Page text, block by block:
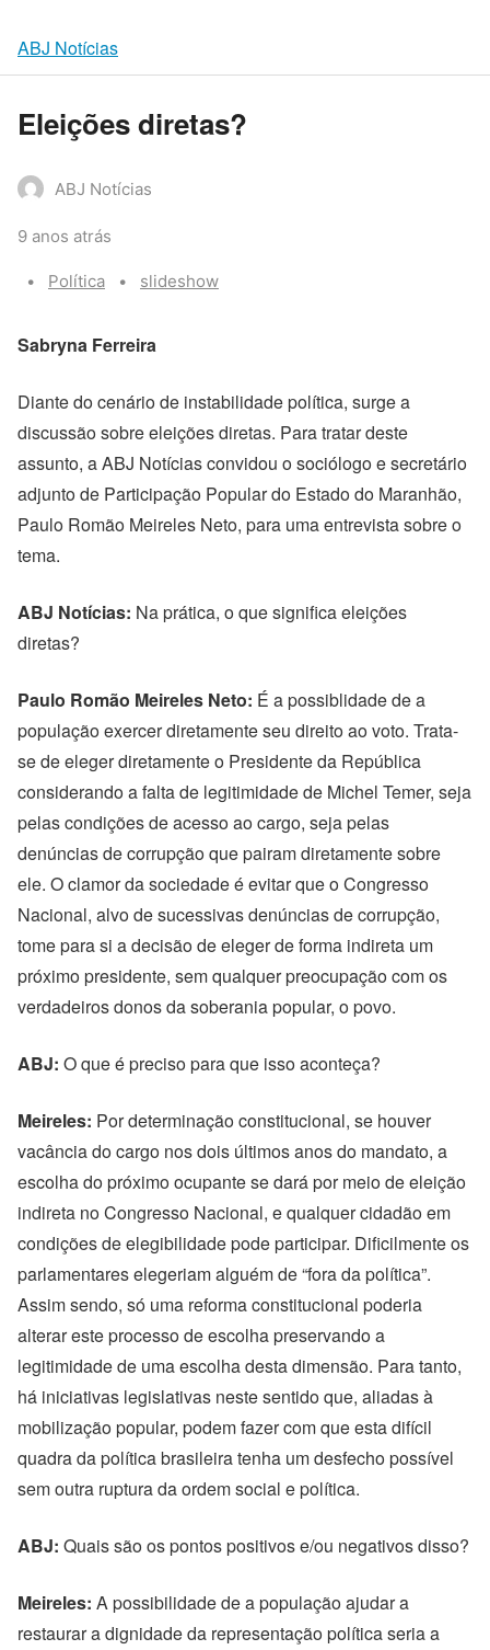
ABJ Notícias
Eleições diretas?
ABJ Notícias
9 anos atrás
Categories:
Política Tags:
slideshow
Sabryna Ferreira
Diante do cenário de instabilidade política, surge a
discussão sobre eleições diretas. Para tratar deste
assunto, a ABJ Notícias convidou o sociólogo e secretário
adjunto de Participação Popular do Estado do Maranhão,
Paulo Romão Meireles Neto, para uma entrevista sobre o
tema.
ABJ Notícias: Na prática, o que significa eleições
diretas?
Paulo Romão Meireles Neto: É a possiblidade de a
população exercer diretamente seu direito ao voto. Trata-
se de eleger diretamente o Presidente da República
considerando a falta de legitimidade de Michel Temer, seja
pelas condições de acesso ao cargo, seja pelas
denúncias de corrupção que pairam diretamente sobre
ele. O clamor da sociedade é evitar que o Congresso
Nacional, alvo de sucessivas denúncias de corrupção,
tome para si a decisão de eleger de forma indireta um
próximo presidente, sem qualquer preocupação com os
verdadeiros donos da soberania popular, o povo.
ABJ: O que é preciso para que isso aconteça?
Meireles: Por determinação constitucional, se houver
vacância do cargo nos dois últimos anos do mandato, a
escolha do próximo ocupante se dará por meio de eleição
indireta no Congresso Nacional, e qualquer cidadão em
condições de elegibilidade pode participar. Dificilmente os
parlamentares elegeriam alguém de “fora da política”.
Assim sendo, só uma reforma constitucional poderia
alterar este processo de escolha preservando a
legitimidade de uma escolha desta dimensão. Para tanto,
há iniciativas legislativas neste sentido que, aliadas à
mobilização popular, podem fazer com que esta difícil
quadra da política brasileira tenha um desfecho possível
sem outra ruptura da ordem social e política.
ABJ: Quais são os pontos positivos e/ou negativos disso?
Meireles: A possibilidade de a população ajudar a
restaurar a dignidade da representação política seria a